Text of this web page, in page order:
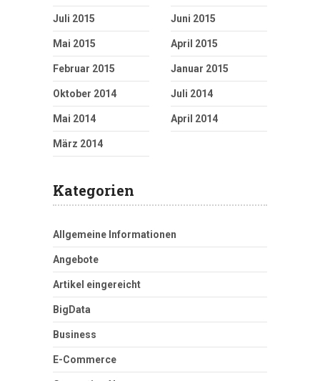
Juli 2015 Juni 2015
Mai 2015 April 2015
Februar 2015 Januar 2015
Oktober 2014 Juli 2014
Mai 2014 April 2014
März 2014
Kategorien
Allgemeine Informationen
Angebote
Artikel eingereicht
BigData
Business
E-Commerce